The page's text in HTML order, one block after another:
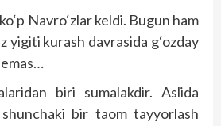
Navro‘zlar keldi. Bugun ham
yigiti kurash davrasida g‘ozday
emas…
biri sumalakdir. Aslida
bir taom tayyorlash